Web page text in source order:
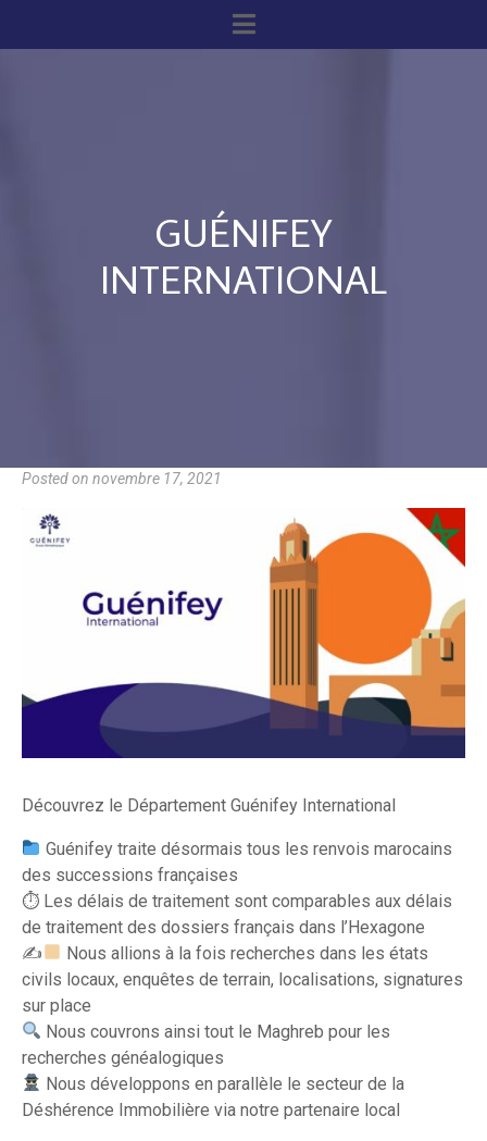
GUÉNIFEY
INTERNATIONAL
Posted on novembre 17, 2021
Découvrez le Département Guénifey International
Guénifey traite désormais tous les renvois marocains
des successions françaises
⏱ Les délais de traitement sont comparables aux délais
de traitement des dossiers français dans l’Hexagone
✍
Nous allions à la fois recherches dans les états
civils locaux, enquêtes de terrain, localisations, signatures
sur place
Nous couvrons ainsi tout le Maghreb pour les
recherches généalogiques
Nous développons en parallèle le secteur de la
Déshérence Immobilière via notre partenaire local